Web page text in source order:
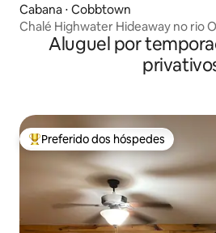
Cabana ⋅ Cobbtown
Chalé Highwater Hideaway no rio
Aluguel por
Entre os melhores preferidos dos
Preferido dos hóspedes